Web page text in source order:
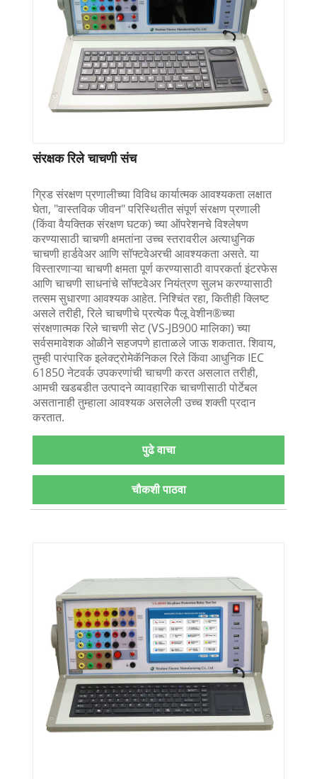
संरक्षक रिले चाचणी संच
ग्रिड संरक्षण प्रणालीच्या विविध कार्यात्मक आवश्यकता लक्षात
घेता, "वास्तविक जीवन" परिस्थितीत संपूर्ण संरक्षण प्रणाली
(किंवा वैयक्तिक संरक्षण घटक) च्या ऑपरेशनचे विश्लेषण
करण्यासाठी चाचणी क्षमतांना उच्च स्तरावरील अत्याधुनिक
चाचणी हार्डवेअर आणि सॉफ्टवेअरची आवश्यकता असते. या
विस्तारणाऱ्या चाचणी क्षमता पूर्ण करण्यासाठी वापरकर्ता इंटरफेस
आणि चाचणी साधनांचे सॉफ्टवेअर नियंत्रण सुलभ करण्यासाठी
तत्सम सुधारणा आवश्यक आहेत. निश्चिंत रहा, कितीही क्लिष्ट
असले तरीही, रिले चाचणीचे प्रत्येक पैलू वेशीन®च्या
संरक्षणात्मक रिले चाचणी सेट (VS-JB900 मालिका) च्या
सर्वसमावेशक ओळीने सहजपणे हाताळले जाऊ शकतात. शिवाय,
तुम्ही पारंपारिक इलेक्ट्रोमेकॅनिकल रिले किंवा आधुनिक IEC
61850 नेटवर्क उपकरणांची चाचणी करत असलात तरीही,
आमची खडबडीत उत्पादने व्यावहारिक चाचणीसाठी पोर्टेबल
असतानाही तुम्हाला आवश्यक असलेली उच्च शक्ती प्रदान
करतात.
पुढे वाचा
चौकशी पाठवा